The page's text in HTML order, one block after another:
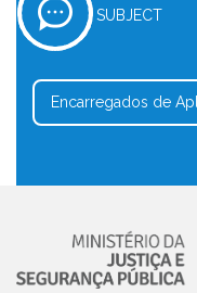
SUBJECT
Encarregados de